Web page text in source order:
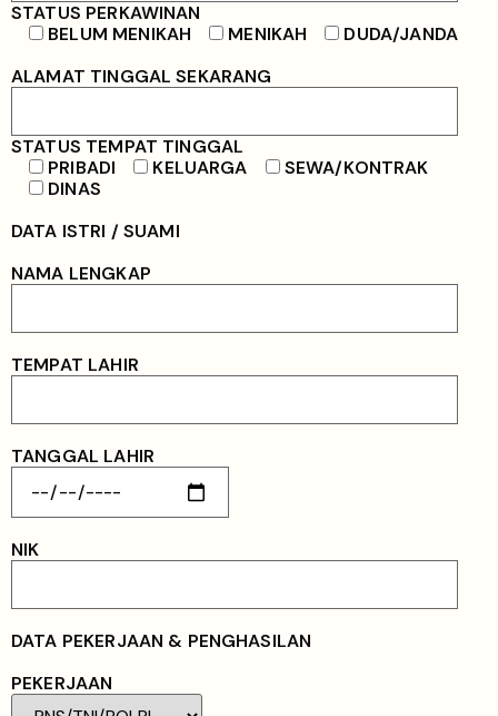
STATUS PERKAWINAN
BELUM MENIKAH
MENIKAH
DUDA/JANDA
ALAMAT TINGGAL SEKARANG
STATUS TEMPAT TINGGAL
PRIBADI
KELUARGA
SEWA/KONTRAK
DINAS
DATA ISTRI / SUAMI
NAMA LENGKAP
TEMPAT LAHIR
TANGGAL LAHIR
NIK
DATA PEKERJAAN & PENGHASILAN
PEKERJAAN